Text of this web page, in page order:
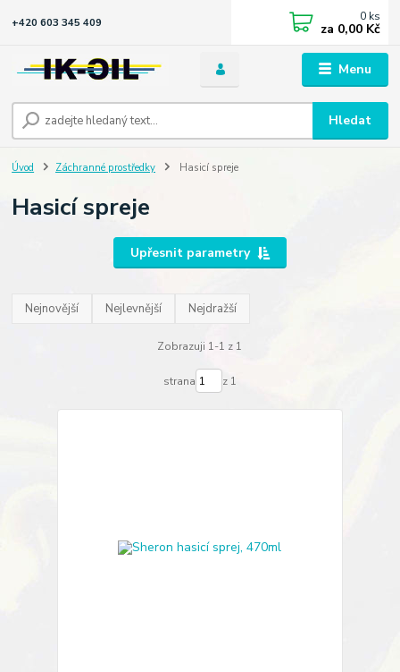
Menu
Hledat
+420 603 345 409 0 ks
za 0,00 Kč
Úvod Záchranné prostředky Hasicí spreje
Hasicí spreje
Upřesnit parametry
Nejnovější Nejlevnější Nejdražší
Zobrazuji 1-1 z 1
strana z 1